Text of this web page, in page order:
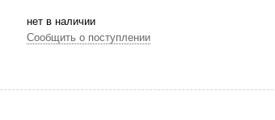
нет в наличии
Сообщить о поступлении